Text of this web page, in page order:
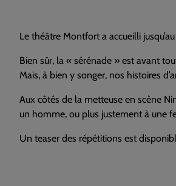
Le théâtre Montfort a accueilli
Bien sûr, la « sérénade » est avant
Mais, à bien y songer, nos histoires
Aux côtés de la metteuse en scène
un homme, ou plus justement à une
Un teaser des répétitions est